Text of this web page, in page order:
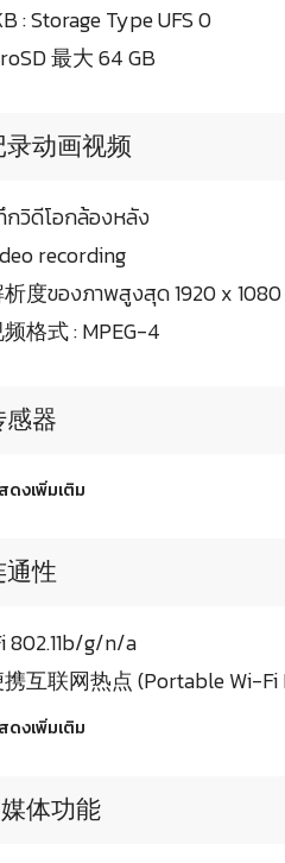
: Storage Type UFS 0
最大 64 GB
录动画视频
วิดีโอกล้องหลัง
recording
度ของภาพสูงสุด 1920 x
格式 : MPEG-4
器
ดงเพิ่มเติม
通性
802.11b/g/n/a
互联网热点 (Portable Wi-
ดงเพิ่มเติม
体功能